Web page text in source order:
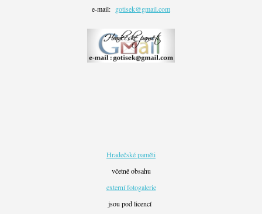
e-mail: gotisek@gmail.com
Hradečské paměti
včetně obsahu
externí fotogalerie
jsou pod licencí